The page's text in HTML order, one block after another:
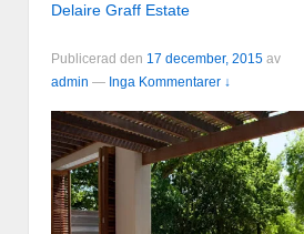
Delaire Graff Estate
Publicerad den 17 december, 2015 av
admin — Inga Kommentarer ↓